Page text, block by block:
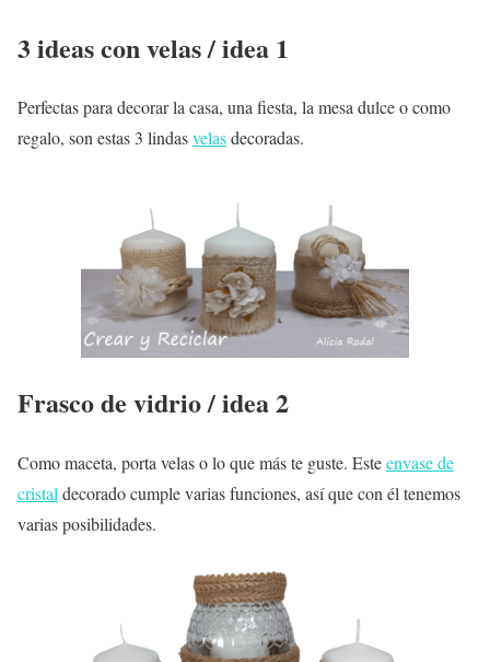
3 ideas con velas / idea 1
Perfectas para decorar la casa, una fiesta, la mesa dulce o como
regalo, son estas 3 lindasvelasdecoradas.
Frasco de vidrio / idea 2
Como maceta, porta velas o lo que más te guste. Esteenvase de
cristaldecorado cumple varias funciones, así que con él tenemos
varias posibilidades.